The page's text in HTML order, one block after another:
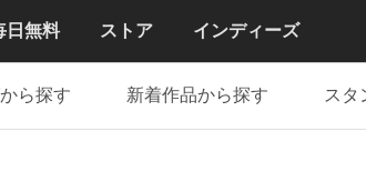
日無料 ストア インディーズ
ら探す 新着作品から探す スタ